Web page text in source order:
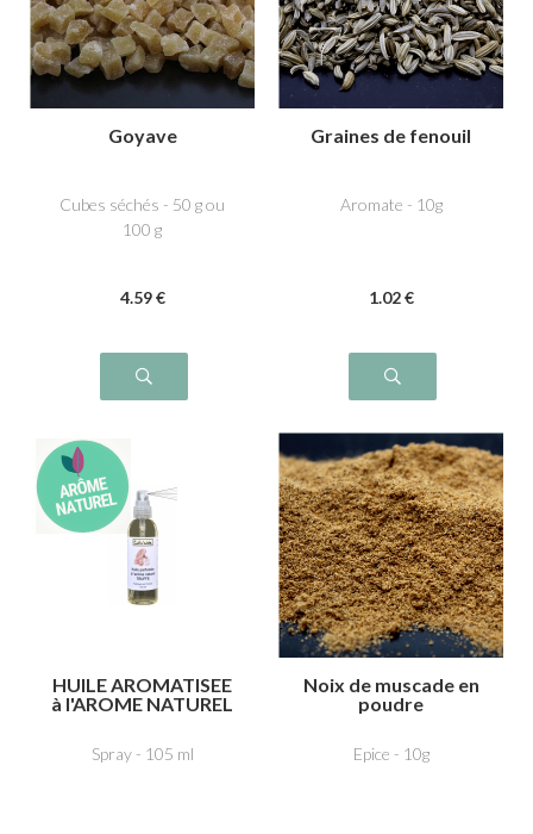
Goyave
Cubes séchés - 50 g ou
100 g
4.59 €
Graines de fenouil
Aromate - 10g
1.02 €
HUILE AROMATISEE
à l'AROME NATUREL
Spray - 105 ml
Noix de muscade en
poudre
Epice - 10g